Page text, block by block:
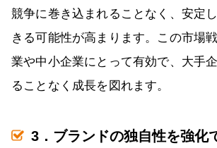
競争に巻き込まれることなく、安定
きる可能性が高まります。この市場
業や中小企業にとって有効で、大手
ることなく成長を図れます。
3．ブランドの独自性を強化